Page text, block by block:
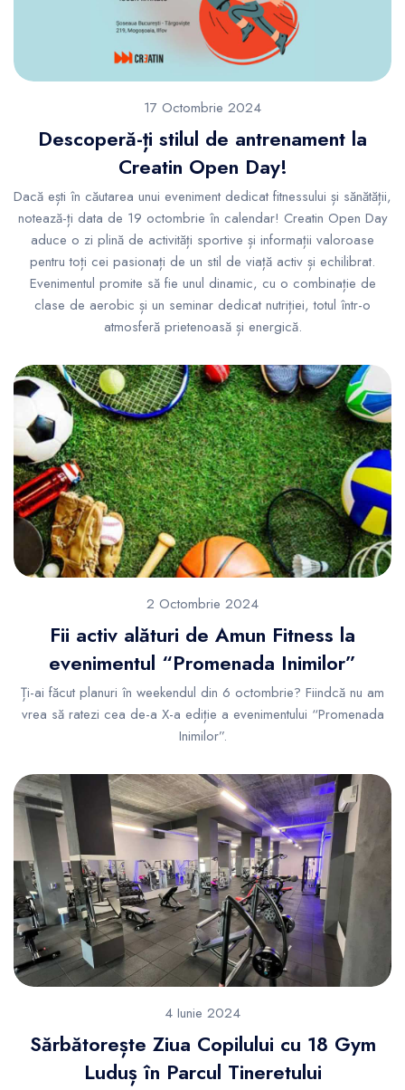
17 Octombrie 2024
Descoperă-ți stilul de antrenament la
Creatin Open Day!
Dacă ești în căutarea unui eveniment dedicat fitnessului și sănătății,
notează-ți data de 19 octombrie în calendar! Creatin Open Day
aduce o zi plină de activități sportive și informații valoroase
pentru toți cei pasionați de un stil de viață activ și echilibrat.
Evenimentul promite să fie unul dinamic, cu o combinație de
clase de aerobic și un seminar dedicat nutriției, totul într-o
atmosferă prietenoasă și energică.
2 Octombrie 2024
Fii activ alături de Amun Fitness la
evenimentul “Promenada Inimilor”
Ți-ai făcut planuri în weekendul din 6 octombrie? Fiindcă nu am
vrea să ratezi cea de-a X-a ediție a evenimentului “Promenada
Inimilor”.
4 Iunie 2024
Sărbătorește Ziua Copilului cu 18 Gym
Luduș în Parcul Tineretului